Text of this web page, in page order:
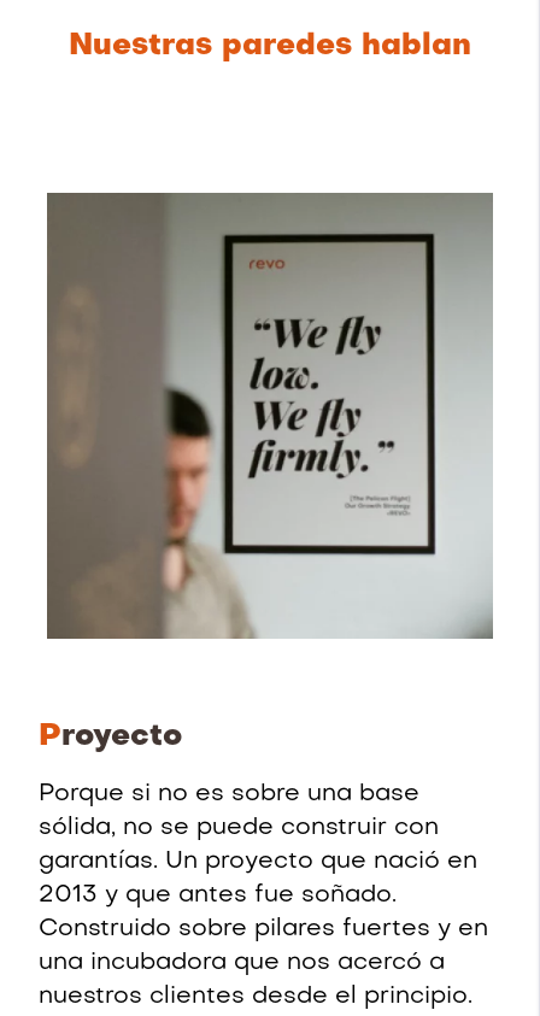
Nuestras paredes hablan
Proyecto
Porque si no es sobre una base
sólida, no se puede construir con
garantías. Un proyecto que nació en
2013 y que antes fue soñado.
Construido sobre pilares fuertes y en
una incubadora que nos acercó a
nuestros clientes desde el principio.